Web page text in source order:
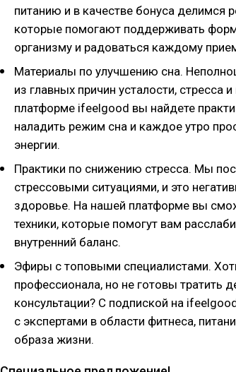
питанию и в качестве бонуса делимся
которые помогают поддерживать
организму и радоваться каждому
Материалы по улучшению сна.
из главных причин усталости, стресса
платформе ifeelgood вы найдете
наладить режим сна и каждое утро
энергии.
Практики по снижению стресса. Мы
стрессовыми ситуациями, и это
здоровье. На нашей платформе вы
техники, которые помогут вам
внутренний баланс.
Эфиры с топовыми специалистами.
профессионала, но не готовы тратить
консультации? С подпиской на
с экспертами в области фитнеса,
образа жизни.